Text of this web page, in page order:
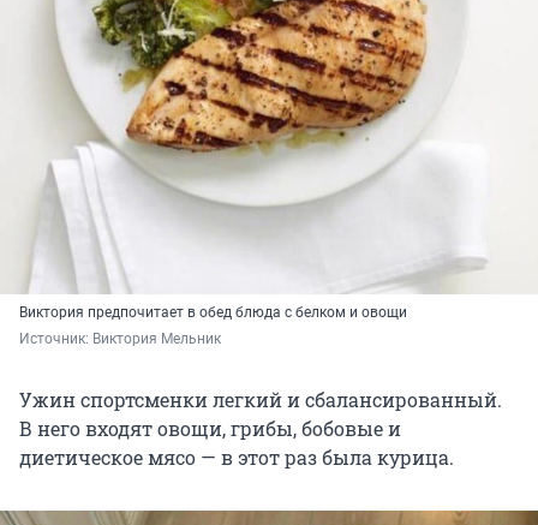
Виктория предпочитает в обед блюда с белком и овощи
Источник: Виктория Мельник
Ужин спортсменки легкий и сбалансированный.
В него входят овощи, грибы, бобовые и
диетическое мясо — в этот раз была курица.